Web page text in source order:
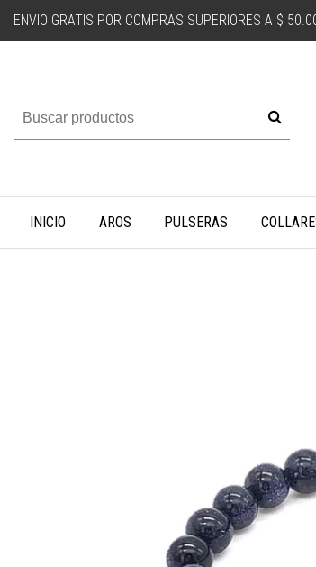
ENVIO GRATIS POR COMPRAS SUPERIORES A $
INICIO AROS PULSERAS